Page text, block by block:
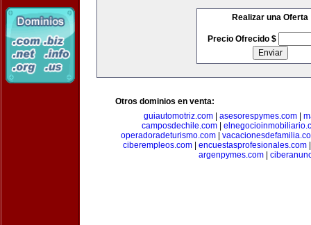
Realizar una Oferta
Precio Ofrecido $
Otros dominios en venta:
guiautomotriz.com
asesorespymes.com
camposdechile.com
operadoradeturismo.com
ciberempleos.com
encuestasprofesionales.com
argenpymes.com